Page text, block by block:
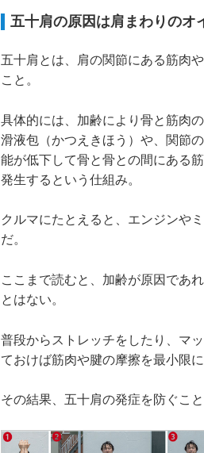
五十肩の原因は肩まわりのオ
五十肩とは、肩の関節にある筋肉
こと。
具体的には、加齢により骨と筋肉
滑液包（かつえきほう）や、関節
能が低下して骨と骨との間にある
発生するという仕組み。
クルマにたとえると、エンジンや
だ。
ここまで読むと、加齢が原因であ
とはない。
普段からストレッチをしたり、マ
ておけば筋肉や腱の摩擦を最小限
その結果、五十肩の発症を防ぐこと